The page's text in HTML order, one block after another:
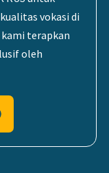
vokasi di
terapkan
oleh